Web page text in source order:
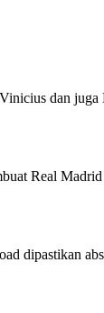
Vinicius dan
Real
dipastikan